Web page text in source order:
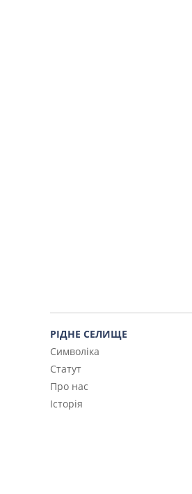
РІДНЕ СЕЛИЩЕ
Символіка
Статут
Про нас
Історія